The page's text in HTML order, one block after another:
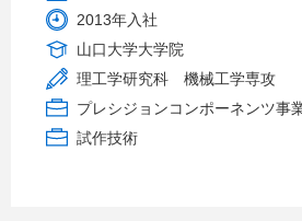
2013年入社
山口大学大学院
理工学研究科 機械工学専攻
プレシジョンコンポーネンツ
試作技術